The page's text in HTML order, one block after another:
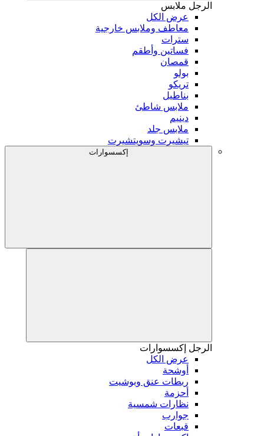
الرجل ملابس
عرض الكل
معاطف وملابس خارجية
سترات
فساتين وأطقم
قمصان
بولو
تريكو
بناطيل
ملابس شاطئ
دينيم
ملابس جلد
تيشيرت وسويتشيرت
إكسسوارات
الرجل إكسسوارات
عرض الكل
أوشحة
ربطات عنق وبوشيت
أحزمة
نظارات شمسية
جوارب
قبعات